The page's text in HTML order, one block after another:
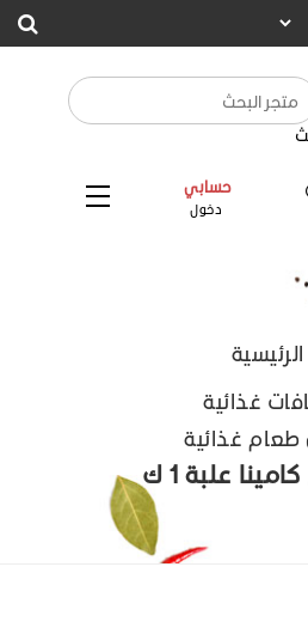
حسابي
دخول
الرئيسية
غذائية
طعام غذائية
علبة 1 ك